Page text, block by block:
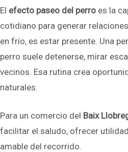
El efecto paseo del perro es la
cotidiano para generar
en frío, es estar presente. Una
perro suele detenerse, mirar
vecinos. Esa rutina crea
naturales.
Para un comercio del Baix
facilitar el saludo, ofrecer
amable del recorrido.